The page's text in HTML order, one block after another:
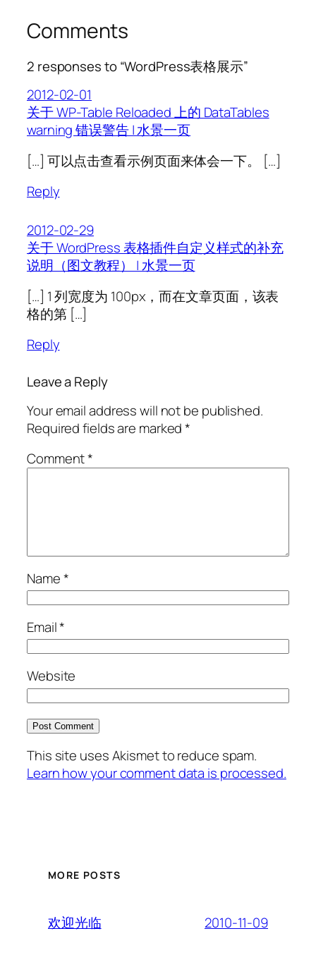
Comments
2 responses to “WordPress表格展示”
2012-02-01
关于 WP-Table Reloaded 上的 DataTables
warning 错误警告 | 水景一页
[…] 可以点击查看示例页面来体会一下。 […]
Reply
2012-02-29
关于 WordPress 表格插件自定义样式的补充
说明（图文教程） | 水景一页
[…] 1 列宽度为 100px，而在文章页面，该表
格的第 […]
Reply
Leave a Reply
Your email address will not be published.
Required fields are marked*
Comment*
Name*
Email*
Website
This site uses Akismet to reduce spam.
Learn how your comment data is processed.
MORE POSTS
欢迎光临 2010-11-09